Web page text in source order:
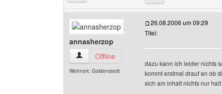
annasherzop
annasherzop Benutzer-Profile anzeigen
Offline
Wohnort: Goldenstedt
26.08.2006 um 09:29
Titel:
dazu kann ich leider nichts
kommt erstmal drauf an ob
sich am inhalt nichts nur